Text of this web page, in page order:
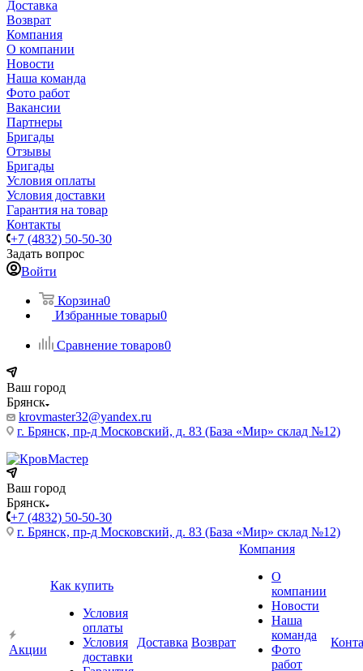
Доставка
Возврат
Компания
О компании
Новости
Наша команда
Фото работ
Вакансии
Партнеры
Бригады
Отзывы
Бригады
Условия оплаты
Условия доставки
Гарантия на товар
Контакты
+7 (4832) 50-50-30
Задать вопрос
Войти
Корзина0
Избранные товары0
Сравнение товаров0
Ваш город
Брянск
krovmaster32@yandex.ru
г. Брянск, пр-д Московский, д. 83 (База «Мир» склад №12)
Ваш город
Брянск
+7 (4832) 50-50-30
г. Брянск, пр-д Московский, д. 83 (База «Мир» склад №12)
Акции
Как купить
Условия
оплаты
Условия
доставки
Доставка Возврат
Компания
О
компании
Новости
Наша
команда
Фото
работ